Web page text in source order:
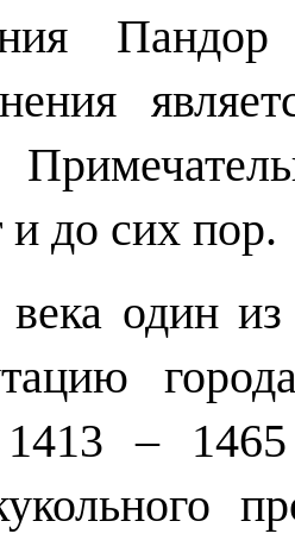
и до сих пор.
один
1413 –